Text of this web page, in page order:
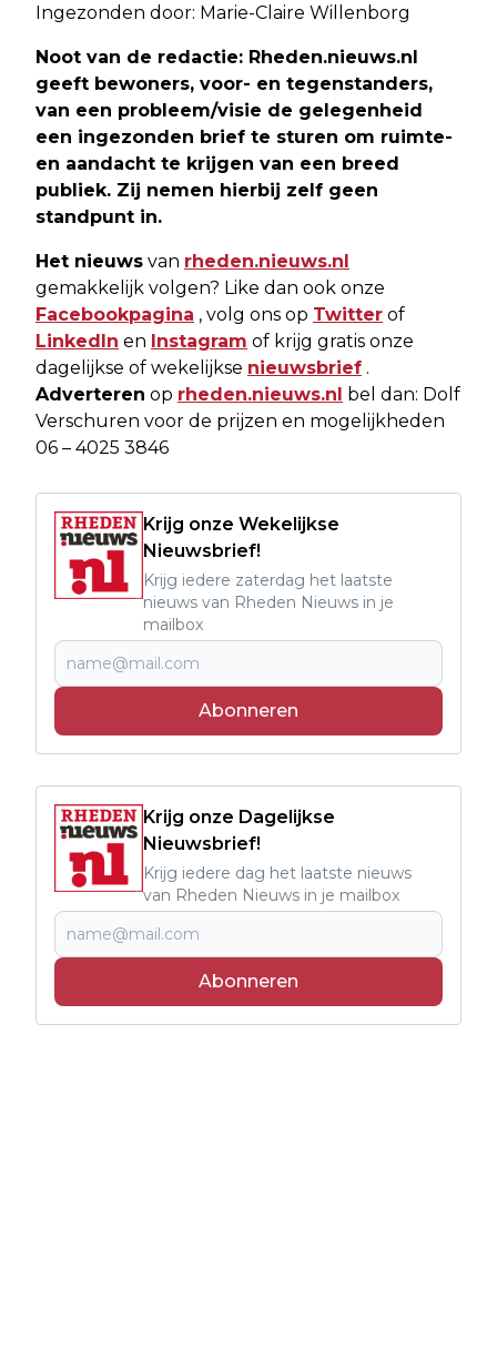
Ingezonden door: Marie-Claire Willenborg
Noot van de redactie: Rheden.nieuws.nl
geeft bewoners, voor- en tegenstanders,
van een probleem/visie de gelegenheid
een ingezonden brief te sturen om ruimte-
en aandacht te krijgen van een breed
publiek. Zij nemen hierbij zelf geen
standpunt in.
Het nieuws van rheden.nieuws.nl
gemakkelijk volgen? Like dan ook onze
Facebookpagina , volg ons op Twitter of
LinkedIn en Instagram of krijg gratis onze
dagelijkse of wekelijkse nieuwsbrief .
Adverteren op rheden.nieuws.nl bel dan: Dolf
Verschuren voor de prijzen en mogelijkheden
06 – 4025 3846
Krijg onze Wekelijkse
Nieuwsbrief!
Krijg iedere zaterdag het laatste
nieuws van Rheden Nieuws in je
mailbox
Abonneren
Krijg onze Dagelijkse
Nieuwsbrief!
Krijg iedere dag het laatste nieuws
van Rheden Nieuws in je mailbox
Abonneren